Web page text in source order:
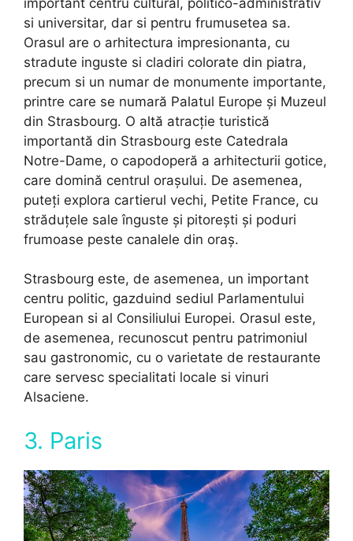
si universitar, dar si pentru frumusetea sa.
Orasul are o arhitectura impresionanta, cu
stradute inguste si cladiri colorate din piatra,
precum si un numar de monumente importante,
printre care se numară Palatul Europe și Muzeul
din Strasbourg. O altă atracție turistică
importantă din Strasbourg este Catedrala
Notre-Dame, o capodoperă a arhitecturii gotice,
care domină centrul orașului. De asemenea,
puteți explora cartierul vechi, Petite France, cu
străduțele sale înguste și pitorești și poduri
frumoase peste canalele din oraș.
Strasbourg este, de asemenea, un important
centru politic, gazduind sediul Parlamentului
European si al Consiliului Europei. Orasul este,
de asemenea, recunoscut pentru patrimoniul
sau gastronomic, cu o varietate de restaurante
care servesc specialitati locale si vinuri
Alsaciene.
3. Paris